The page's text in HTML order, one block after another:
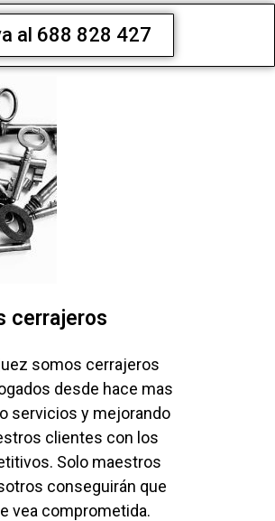
al 688 828 427
cerrajeros
somos cerrajeros
desde hace mas
servicios y mejorando
clientes con los
Solo maestros
conseguirán que
vea comprometida.